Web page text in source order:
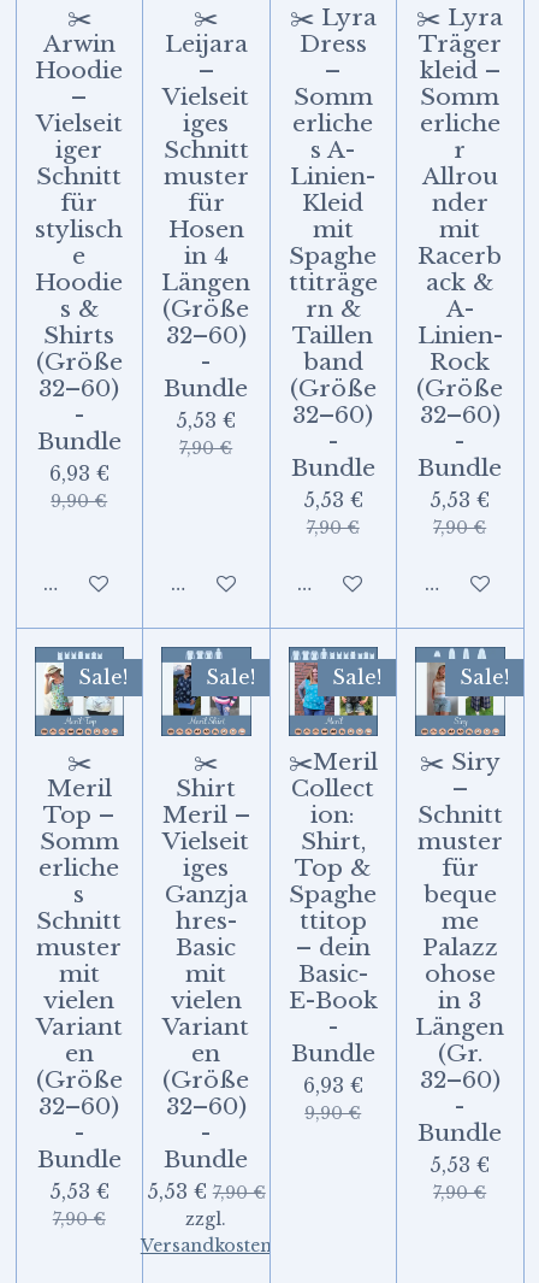
✂️
Arwin
Hoodie
–
Vielseit
iger
Schnitt
für
stylisch
e
Hoodie
s &
Shirts
(Größe
32–60)
-
Bundle
6,93 €
9,90 €
In den Warenkorb
✂️
Leijara
–
Vielseit
iges
Schnitt
muster
für
Hosen
in 4
Längen
(Größe
32–60)
-
Bundle
5,53 €
7,90 €
In den Warenkorb
✂️ Lyra
Dress
–
Somm
erliche
s A-
Linien-
Kleid
mit
Spaghe
ttiträge
rn &
Taillen
band
(Größe
32–60)
-
Bundle
5,53 €
7,90 €
In den Warenkorb
✂️ Lyra
Träger
kleid –
Somm
erliche
r
Allrou
nder
mit
Racerb
ack &
A-
Linien-
Rock
(Größe
32–60)
-
Bundle
5,53 €
7,90 €
In den
Sale!
✂️
Meril
Top –
Somm
erliche
s
Schnitt
muster
mit
vielen
Variant
en
(Größe
32–60)
-
Bundle
5,53 €
7,90 €
Sale!
✂️
Shirt
Meril –
Vielseit
iges
Ganzja
hres-
Basic
mit
vielen
Variant
en
(Größe
32–60)
-
Bundle
5,53 € 7,90 €
zzgl.
Versandkosten
Sale!
✂️Meril
Collect
ion:
Shirt,
Top &
Spaghe
ttitop
– dein
Basic-
E-Book
-
Bundle
6,93 €
9,90 €
Sale!
✂️ Siry
–
Schnitt
muster
für
beque
me
Palazz
ohose
in 3
Längen
(Gr.
32–60)
-
Bundle
5,53 €
7,90 €